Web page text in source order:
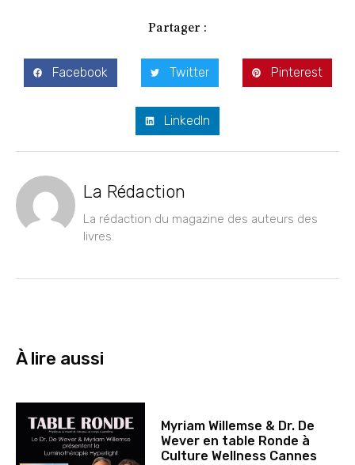
Partager :
Facebook Twitter Pinterest
LinkedIn
La Rédaction
La rédaction du magazine des auteurs des
livres.
À lire aussi
Myriam Willemse & Dr. De
Wever en table Ronde à
Culture Wellness Cannes